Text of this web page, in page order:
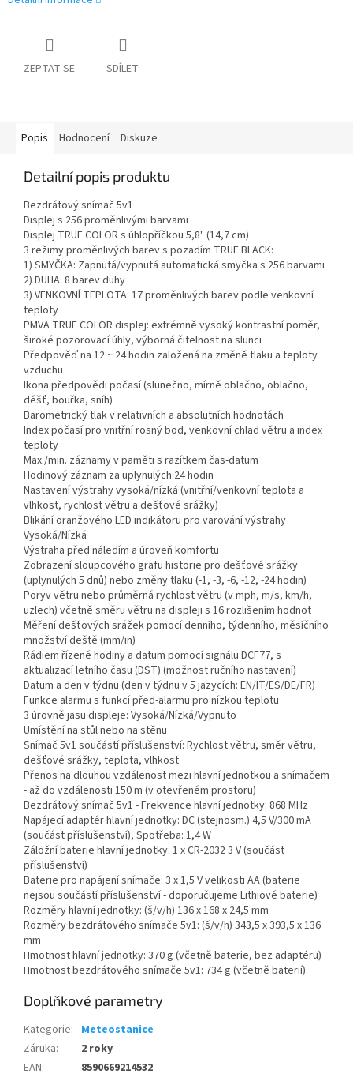
ZEPTAT SE SDÍLET
Popis Hodnocení Diskuze
Detailní popis produktu
Bezdrátový snímač 5v1
Displej s 256 proměnlivými barvami
Displej TRUE COLOR s úhlopříčkou 5,8" (14,7 cm)
3 režimy proměnlivých barev s pozadím TRUE BLACK:
1) SMYČKA: Zapnutá/vypnutá automatická smyčka s 256 barvami
2) DUHA: 8 barev duhy
3) VENKOVNÍ TEPLOTA: 17 proměnlivých barev podle venkovní
teploty
PMVA TRUE COLOR displej: extrémně vysoký kontrastní poměr,
široké pozorovací úhly, výborná čitelnost na slunci
Předpověď na 12 ~ 24 hodin založená na změně tlaku a teploty
vzduchu
Ikona předpovědi počasí (slunečno, mírně oblačno, oblačno,
déšť, bouřka, sníh)
Barometrický tlak v relativních a absolutních hodnotách
Index počasí pro vnitřní rosný bod, venkovní chlad větru a index
teploty
Max./min. záznamy v paměti s razítkem čas-datum
Hodinový záznam za uplynulých 24 hodin
Nastavení výstrahy vysoká/nízká (vnitřní/venkovní teplota a
vlhkost, rychlost větru a dešťové srážky)
Blikání oranžového LED indikátoru pro varování výstrahy
Vysoká/Nízká
Výstraha před náledím a úroveň komfortu
Zobrazení sloupcového grafu historie pro dešťové srážky
(uplynulých 5 dnů) nebo změny tlaku (-1, -3, -6, -12, -24 hodin)
Poryv větru nebo průměrná rychlost větru (v mph, m/s, km/h,
uzlech) včetně směru větru na displeji s 16 rozlišením hodnot
Měření dešťových srážek pomocí denního, týdenního, měsíčního
množství deště (mm/in)
Rádiem řízené hodiny a datum pomocí signálu DCF77, s
aktualizací letního času (DST) (možnost ručního nastavení)
Datum a den v týdnu (den v týdnu v 5 jazycích: EN/IT/ES/DE/FR)
Funkce alarmu s funkcí před-alarmu pro nízkou teplotu
3 úrovně jasu displeje: Vysoká/Nízká/Vypnuto
Umístění na stůl nebo na stěnu
Snímač 5v1 součástí příslušenství: Rychlost větru, směr větru,
dešťové srážky, teplota, vlhkost
Přenos na dlouhou vzdálenost mezi hlavní jednotkou a snímačem
- až do vzdálenosti 150 m (v otevřeném prostoru)
Bezdrátový snímač 5v1 - Frekvence hlavní jednotky: 868 MHz
Napájecí adaptér hlavní jednotky: DC (stejnosm.) 4,5 V/300 mA
(součást příslušenství), Spotřeba: 1,4 W
Záložní baterie hlavní jednotky: 1 x CR-2032 3 V (součást
příslušenství)
Baterie pro napájení snímače: 3 x 1,5 V velikosti AA (baterie
nejsou součástí příslušenství - doporučujeme Lithiové baterie)
Rozměry hlavní jednotky: (š/v/h) 136 x 168 x 24,5 mm
Rozměry bezdrátového snímače 5v1: (š/v/h) 343,5 x 393,5 x 136
mm
Hmotnost hlavní jednotky: 370 g (včetně baterie, bez adaptéru)
Hmotnost bezdrátového snímače 5v1: 734 g (včetně baterií)
Doplňkové parametry
Kategorie: Meteostanice
Záruka:
2 roky
EAN: 8590669214532